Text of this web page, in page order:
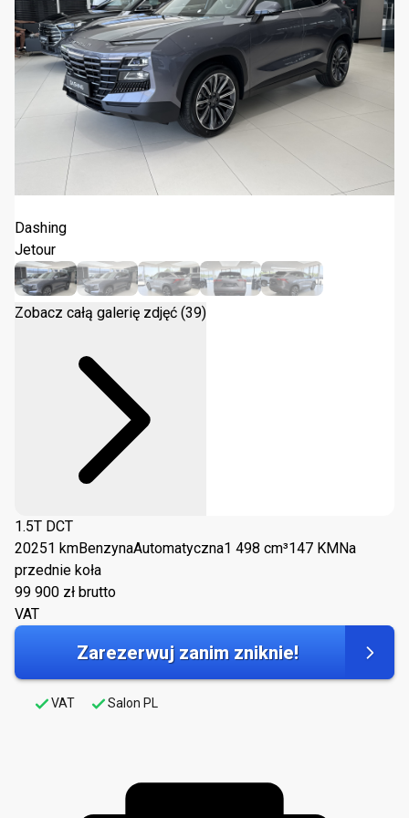
Jetour Dashing 1.5T DCT 2025
Dashing
Jetour
Zobacz całą galerię zdjęć (39)
1.5T DCT
20251 kmBenzynaAutomatyczna1 498 cm³147 KM Na
przednie koła
99 900 zł brutto
VAT
Zarezerwuj zanim zniknie!
VAT Salon PL